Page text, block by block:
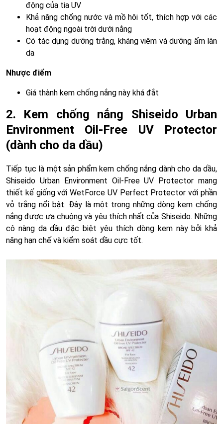
động của tia UV
Khả năng chống nước và mồ hôi tốt, thích hợp với các
hoạt động ngoài trời dưới nắng
Có tác dụng dưỡng trắng, kháng viêm và dưỡng ẩm làn
da
Nhược điểm
Giá thành kem chống nắng này khá đắt
2. Kem chống nắng Shiseido Urban
Environment Oil-Free UV Protector
(dành cho da dầu)
Tiếp tục là một sản phẩm kem chống nắng dành cho da dầu,
Shiseido Urban Environment Oil-Free UV Protector mang
thiết kế giống với WetForce UV Perfect Protector với phần
vỏ trắng nổi bật. Đây là một trong những dòng kem chống
nắng được ưa chuộng và yêu thích nhất của Shiseido. Những
cô nàng da dầu đặc biệt yêu thích dòng kem này bởi khả
năng hạn chế và kiểm soát dầu cực tốt.